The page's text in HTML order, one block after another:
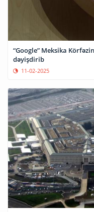
“Google” Meksika
dəyişdirib
11-02-2025